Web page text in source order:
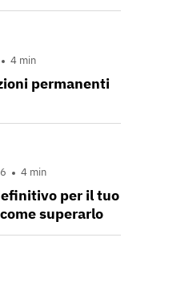
4 min
permanenti
4 min
per il tuo
superarlo